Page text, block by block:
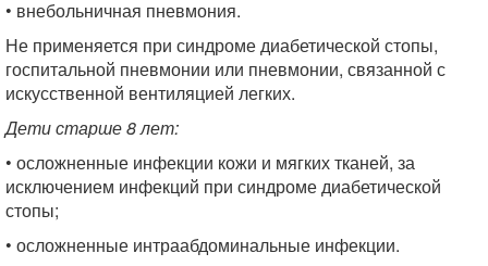
• внебольничная пневмония.
Не применяется при синдроме диабетической стопы,
госпитальной пневмонии или пневмонии, связанной с
искусственной вентиляцией легких.
Дети старше 8 лет:
• осложненные инфекции кожи и мягких тканей, за
исключением инфекций при синдроме диабетической
стопы;
• осложненные интраабдоминальные инфекции.